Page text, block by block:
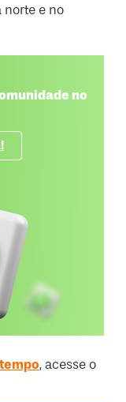
e no
no
, acesse o